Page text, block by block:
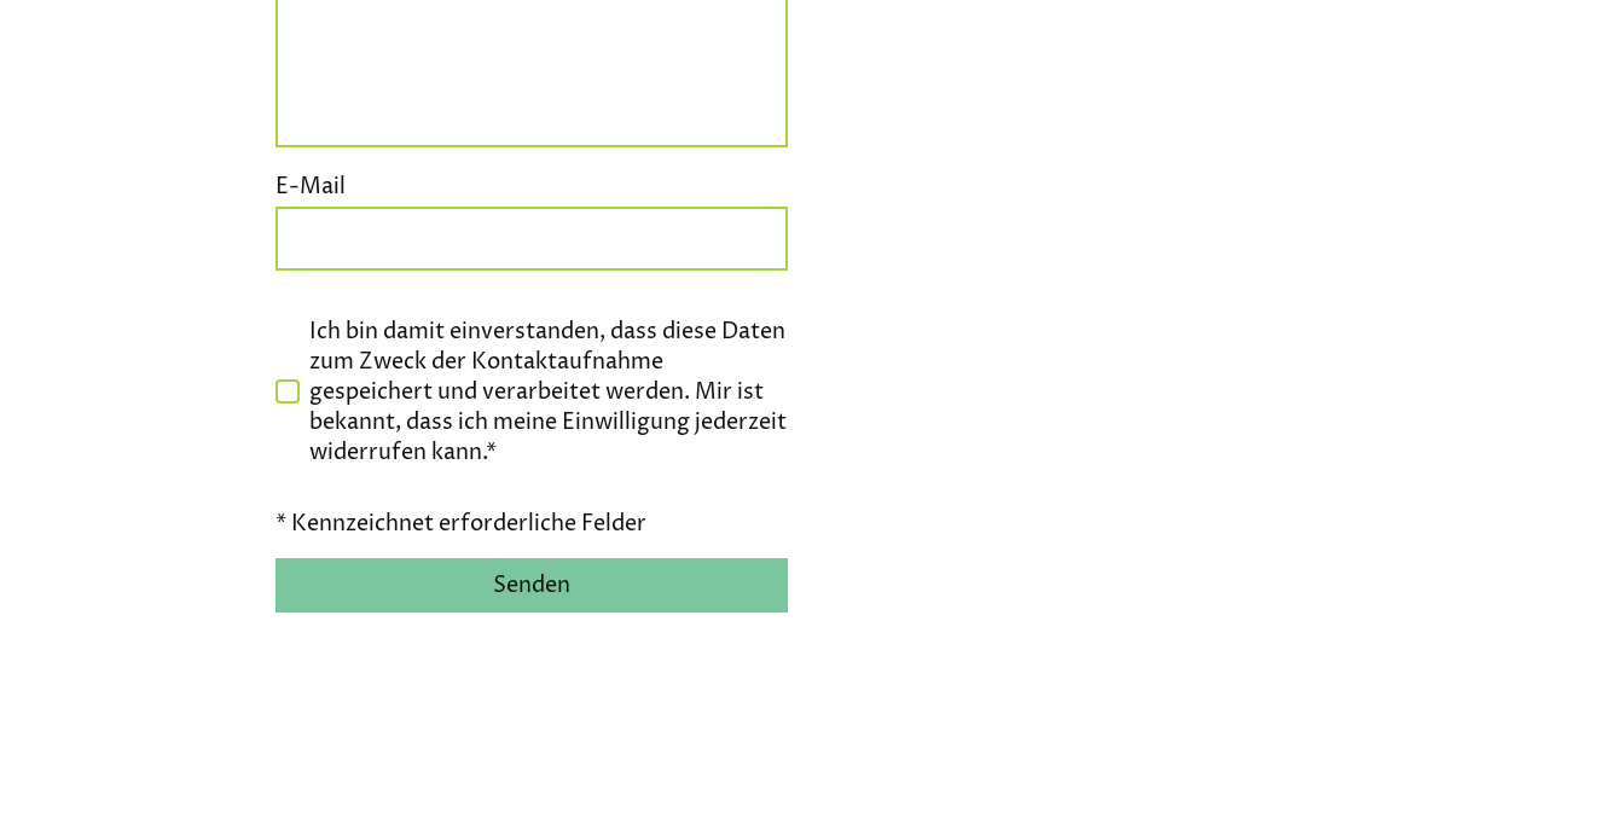
E-Mail
Ich bin damit einverstanden, dass diese Daten
zum Zweck der Kontaktaufnahme
gespeichert und verarbeitet werden. Mir ist
bekannt, dass ich meine Einwilligung jederzeit
widerrufen kann.*
* Kennzeichnet erforderliche Felder
Senden